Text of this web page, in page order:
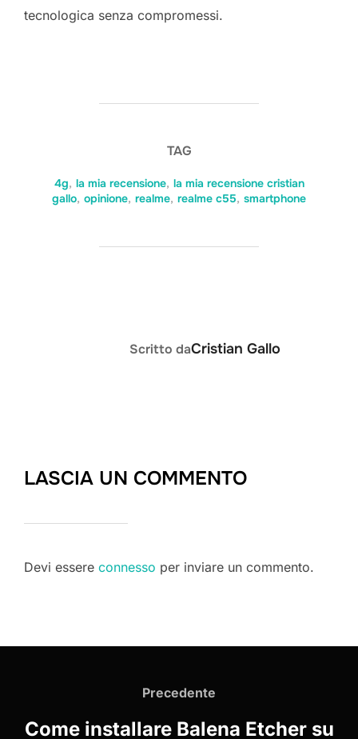
tecnologica senza compromessi.
TAG
4g, la mia recensione, la mia recensione cristian
gallo, opinione, realme, realme c55, smartphone
Scritto daCristian Gallo
LASCIA UN COMMENTO
Devi essere connesso per inviare un commento.
Precedente
Precedente
Come installare Balena Etcher su